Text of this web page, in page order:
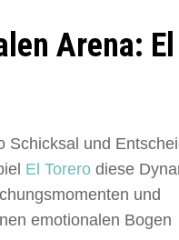
Arena: El
Schicksal und
El Torero diese
und
emotionalen Bogen